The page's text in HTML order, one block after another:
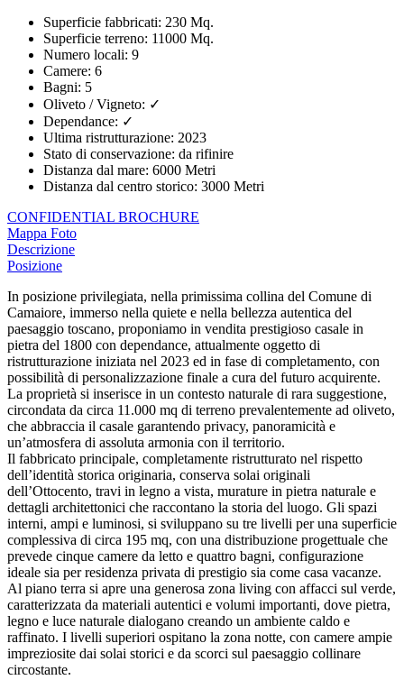
Superficie fabbricati: 230 Mq.
Superficie terreno: 11000 Mq.
Numero locali: 9
Camere: 6
Bagni: 5
Oliveto / Vigneto: ✓
Dependance: ✓
Ultima ristrutturazione: 2023
Stato di conservazione: da rifinire
Distanza dal mare: 6000 Metri
Distanza dal centro storico: 3000 Metri
CONFIDENTIAL BROCHURE
Mappa Foto
Descrizione
Posizione
In posizione privilegiata, nella primissima collina del Comune di
Camaiore, immerso nella quiete e nella bellezza autentica del
paesaggio toscano, proponiamo in vendita prestigioso casale in
pietra del 1800 con dependance, attualmente oggetto di
ristrutturazione iniziata nel 2023 ed in fase di completamento, con
possibilità di personalizzazione finale a cura del futuro acquirente.
La proprietà si inserisce in un contesto naturale di rara suggestione,
circondata da circa 11.000 mq di terreno prevalentemente ad oliveto,
che abbraccia il casale garantendo privacy, panoramicità e
un’atmosfera di assoluta armonia con il territorio.
Il fabbricato principale, completamente ristrutturato nel rispetto
dell’identità storica originaria, conserva solai originali
dell’Ottocento, travi in legno a vista, murature in pietra naturale e
dettagli architettonici che raccontano la storia del luogo. Gli spazi
interni, ampi e luminosi, si sviluppano su tre livelli per una superficie
complessiva di circa 195 mq, con una distribuzione progettuale che
prevede cinque camere da letto e quattro bagni, configurazione
ideale sia per residenza privata di prestigio sia come casa vacanze.
Al piano terra si apre una generosa zona living con affacci sul verde,
caratterizzata da materiali autentici e volumi importanti, dove pietra,
legno e luce naturale dialogano creando un ambiente caldo e
raffinato. I livelli superiori ospitano la zona notte, con camere ampie
impreziosite dai solai storici e da scorci sul paesaggio collinare
circostante.